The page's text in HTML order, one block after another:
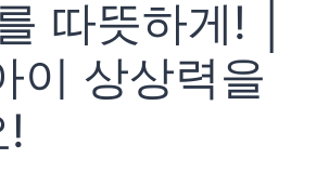
따뜻하게! │
이 상상력을